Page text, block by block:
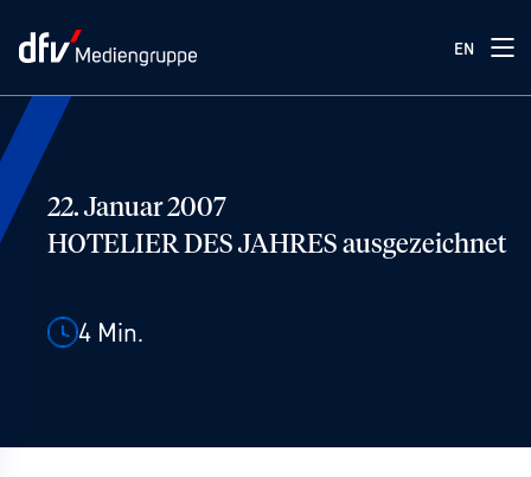
EN
22. Januar 2007
HOTELIER DES JAHRES ausgezeichnet
4 Min.